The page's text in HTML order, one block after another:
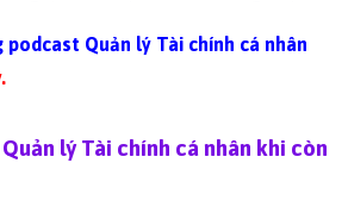
podcast Quản lý Tài chính cá nhân
.
lý Tài chính cá nhân khi còn